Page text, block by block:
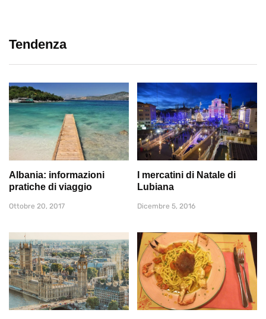
Tendenza
Albania: informazioni
pratiche di viaggio
Ottobre 20, 2017
I mercatini di Natale di
Lubiana
Dicembre 5, 2016